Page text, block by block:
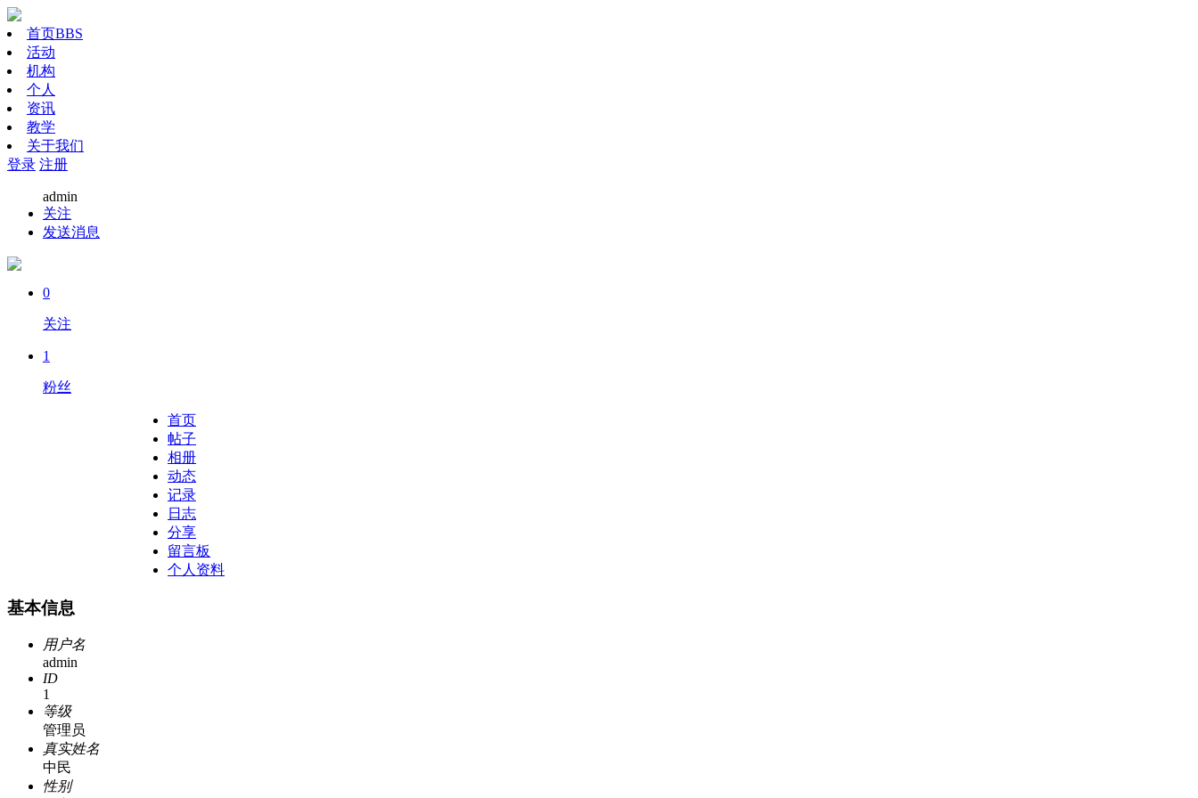
首页BBS
活动
机构
个人
资讯
教学
关于我们
登录 注册
admin
关注
发送消息
0
关注
1
粉丝
首页
帖子
相册
动态
记录
日志
分享
留言板
个人资料
基本信息
用户名
admin
ID
1
等级
管理员
真实姓名
中民
性别